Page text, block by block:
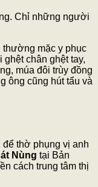
Chỉ những người
thường mặc y phục
ghệt chân ghệt tay,
múa đôi trùy đồng
ông cũng hút tẩu và
thờ phụng vị anh
Nùng tại Bản
cách trung tâm thị